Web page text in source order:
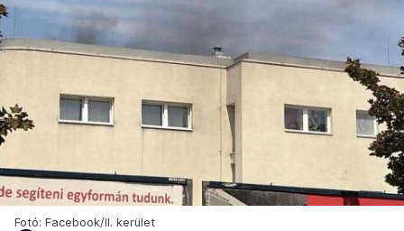
Fotó: Facebook/II. kerület